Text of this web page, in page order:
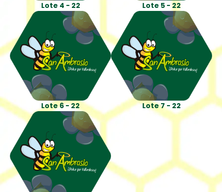
Lote 4 - 22 Lote 5 - 22
Lote 6 - 22 Lote 7 - 22